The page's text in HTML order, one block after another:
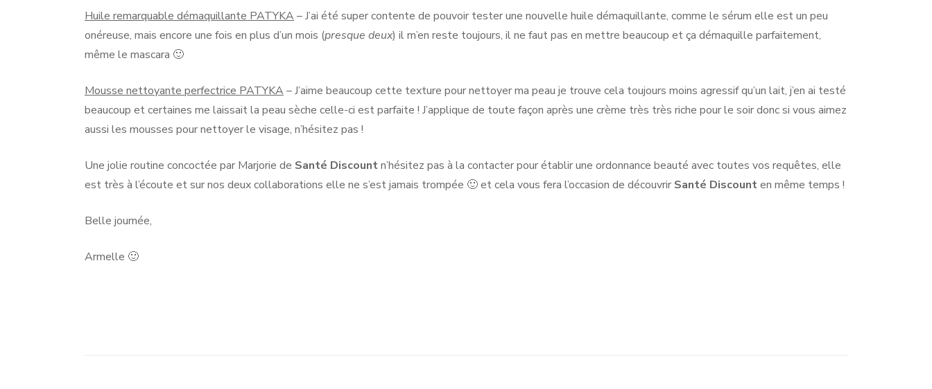
Huile remarquable démaquillante PATYKA– J’ai été super contente de pouvoir tester une nouvelle huile démaquillante, comme le sérum elle est un peu
onéreuse, mais encore une fois en plus d’un mois (presque deux) il m’en reste toujours, il ne faut pas en mettre beaucoup et ça démaquille parfaitement,
même le mascara 🙂
Mousse nettoyante perfectrice PATYKA– J’aime beaucoup cette texture pour nettoyer ma peau je trouve cela toujours moins agressif qu’un lait, j’en ai testé
beaucoup et certaines me laissait la peau sèche celle-ci est parfaite ! J’applique de toute façon après une crème très très riche pour le soir donc si vous aimez
aussi les mousses pour nettoyer le visage, n’hésitez pas !
Une jolie routine concoctée par Marjorie de Santé Discountn’hésitez pas à la contacter pour établir une ordonnance beauté avec toutes vos requêtes, elle
est très à l’écoute et sur nos deux collaborations elle ne s’est jamais trompée 🙂 et cela vous fera l’occasion de découvrir Santé Discounten même temps !
Belle journée,
Armelle 🙂